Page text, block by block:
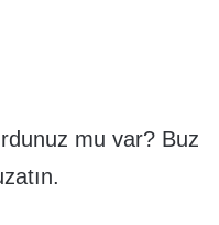
mu var? Buz